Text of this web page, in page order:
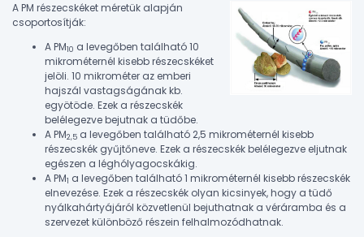
A PM részecskéket méretük alapján
csoportosítják:
A PM10 a levegőben található 10
mikrométernél kisebb részecskéket
jelöli. 10 mikrométer az emberi
hajszál vastagságának kb.
egyötöde. Ezek a részecskék
belélegezve bejutnak a tüdőbe.
A PM2,5 a levegőben található 2,5 mikrométernél kisebb
részecskék gyűjtőneve. Ezek a részecskék belélegezve eljutnak
egészen a léghólyagocskákig.
A PM1 a levegőben található 1 mikrométernél kisebb részecskék
elnevezése. Ezek a részecskék olyan kicsinyek, hogy a tüdő
nyálkahártyájáról közvetlenül bejuthatnak a véráramba és a
szervezet különböző részein felhalmozódhatnak.